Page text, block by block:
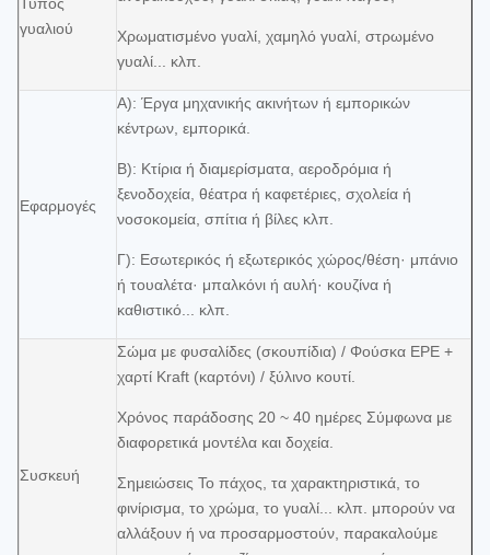
γυαλιού
Χρωματισμένο γυαλί, χαμηλό γυαλί, στρωμένο
γυαλί... κλπ.
Εφαρμογές
Α): Έργα μηχανικής ακινήτων ή εμπορικών
κέντρων, εμπορικά.
Β): Κτίρια ή διαμερίσματα, αεροδρόμια ή
ξενοδοχεία, θέατρα ή καφετέριες, σχολεία ή
νοσοκομεία, σπίτια ή βίλες κλπ.
Γ): Εσωτερικός ή εξωτερικός χώρος/θέση· μπάνιο
ή τουαλέτα· μπαλκόνι ή αυλή· κουζίνα ή
καθιστικό... κλπ.
Συσκευή
Σώμα με φυσαλίδες (σκουπίδια) / Φούσκα EPE +
χαρτί Kraft (καρτόνι) / ξύλινο κουτί.
Χρόνος παράδοσης 20 ~ 40 ημέρες Σύμφωνα με
διαφορετικά μοντέλα και δοχεία.
Σημειώσεις Το πάχος, τα χαρακτηριστικά, το
φινίρισμα, το χρώμα, το γυαλί... κλπ. μπορούν να
αλλάξουν ή να προσαρμοστούν, παρακαλούμε